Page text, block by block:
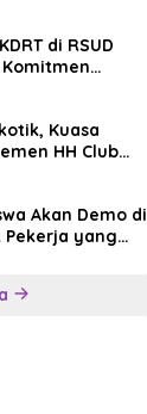
di RSUD
Kuasa
HH Club
Akan Demo di
Pekerja yang